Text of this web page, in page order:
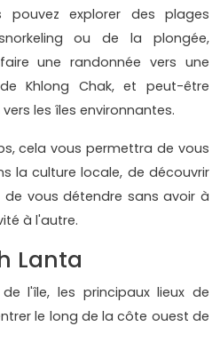
pouvez explorer des plages
ou de la plongée,
une randonnée vers une
Khlong Chak, et peut-être
les îles environnantes.
cela vous permettra de vous
la culture locale, de découvrir
vous détendre sans avoir à
à l'autre.
Lanta
l'île, les principaux lieux de
le long de la côte ouest de